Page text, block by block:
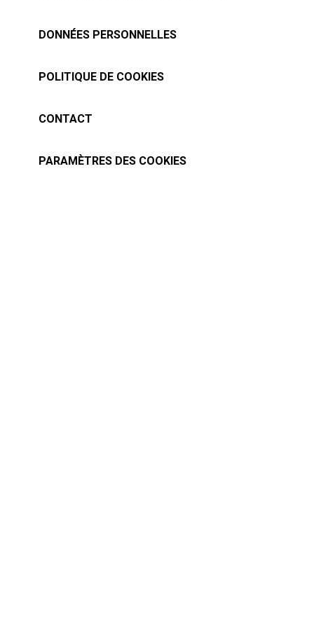
DONNÉES PERSONNELLES
POLITIQUE DE COOKIES
CONTACT
PARAMÈTRES DES COOKIES